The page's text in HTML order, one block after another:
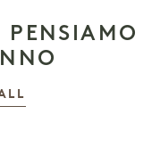
PENSIAMO